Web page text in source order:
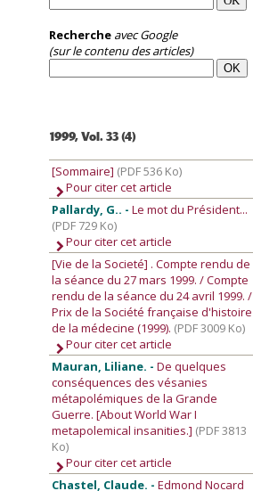
Recherche avec Google
(sur le contenu des articles)
1999, Vol. 33 (4)
[Sommaire] (PDF 536 Ko)
Pour citer cet article
Pallardy, G.. -Le mot du Président...
(PDF 729 Ko)
Pour citer cet article
[Vie de la Societé] . Compte rendu de
la séance du 27 mars 1999. / Compte
rendu de la séance du 24 avril 1999. /
Prix de la Société française d'histoire
de la médecine (1999). (PDF 3009 Ko)
Pour citer cet article
Mauran, Liliane. -De quelques
conséquences des vésanies
métapolémiques de la Grande
Guerre. [About World War I
metapolemical insanities.] (PDF 3813
Ko)
Pour citer cet article
Chastel, Claude. -Edmond Nocard